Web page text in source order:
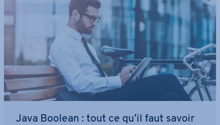
Java Boolean : tout ce qu’il faut savoir